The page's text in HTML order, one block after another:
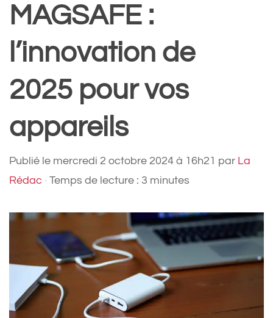
MAGSAFE :
l’innovation de
2025 pour vos
appareils
Publié le mercredi 2 octobre 2024 à 16h21 par La
Rédac · Temps de lecture : 3 minutes